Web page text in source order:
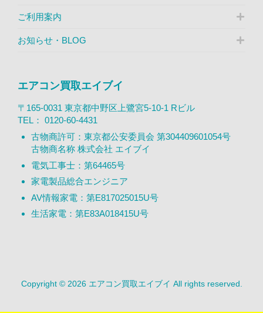
ご利用案内
お知らせ・BLOG
エアコン買取エイブイ
〒165-0031 東京都中野区上鷺宮5-10-1 Rビル
TEL： 0120-60-4431
古物商許可：東京都公安委員会 第304409601054号
古物商名称 株式会社 エイブイ
電気工事士：第64465号
家電製品総合エンジニア
AV情報家電：第E817025015U号
生活家電：第E83A018415U号
Copyright © 2026 エアコン買取エイブイ All rights reserved.